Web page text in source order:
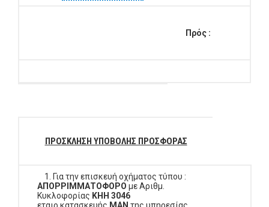
Πρός :
ΠΡΟΣΚΛΗΣΗ ΥΠΟΒΟΛΗΣ ΠΡΟΣΦΟΡΑΣ
1. Για την επισκευή οχήματος τύπου :
ΑΠΟΡΡΙΜΜΑΤΟΦΟΡΟ με Αριθμ.
Κυκλοφορίας ΚΗΗ 3046